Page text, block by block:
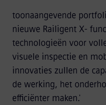
toonaangevende
nieuwe Railigent X-
technologieën voor
visuele inspectie en
innovaties zullen de
de werking, het
efficiënter maken.'